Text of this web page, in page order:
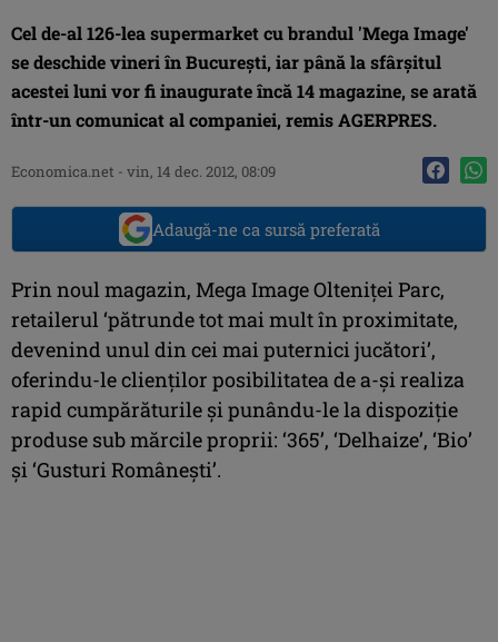
Cel de-al 126-lea supermarket cu brandul 'Mega Image'
se deschide vineri în Bucureşti, iar până la sfârşitul
acestei luni vor fi inaugurate încă 14 magazine, se arată
într-un comunicat al companiei, remis AGERPRES.
Economica.net - vin, 14 dec. 2012, 08:09
Adaugă-ne ca sursă preferată
Prin noul magazin, Mega Image Olteniţei Parc,
retailerul ‘pătrunde tot mai mult în proximitate,
devenind unul din cei mai puternici jucători’,
oferindu-le clienţilor posibilitatea de a-şi realiza
rapid cumpărăturile şi punându-le la dispoziţie
produse sub mărcile proprii: ‘365’, ‘Delhaize’, ‘Bio’
şi ‘Gusturi Româneşti’.